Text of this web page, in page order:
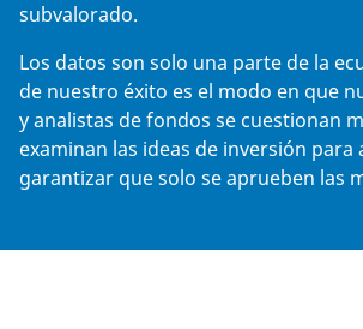
subvalorado.
Los datos son solo una parte de la
de nuestro éxito es el modo en que
y analistas de fondos se cuestionan
examinan las ideas de inversión para
garantizar que solo se aprueben las